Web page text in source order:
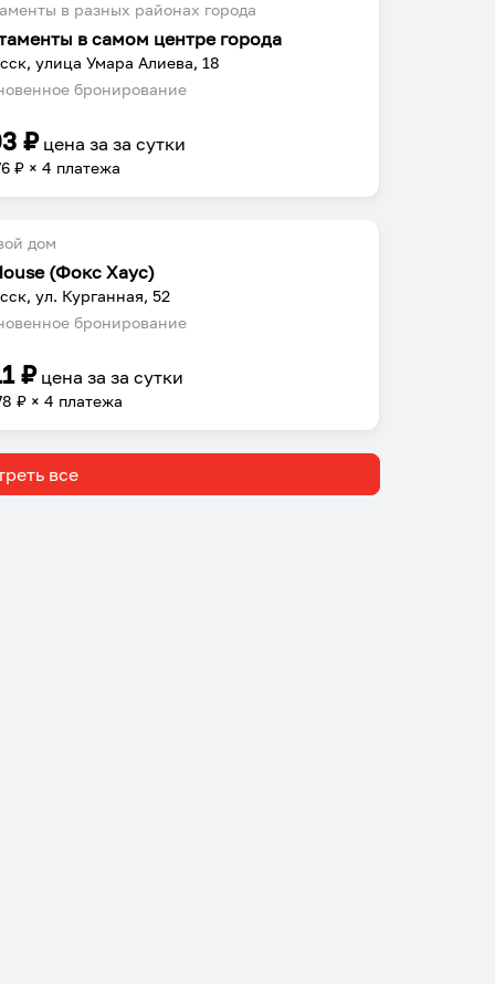
в разных районах города
в самом центре города
улица Умара Алиева, 18
бронирование
₽ цена заза сутки
₽ × 4 платежа
дом
(Фокс Хаус)
ул. Курганная, 52
бронирование
₽ цена заза сутки
₽ × 4 платежа
все